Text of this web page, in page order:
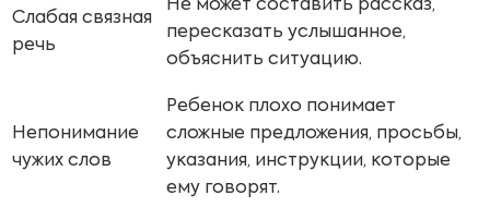
Слабая связная
речь
Не может составить рассказ,
пересказать услышанное,
объяснить ситуацию.
Непонимание
чужих слов
Ребенок плохо понимает
сложные предложения, просьбы,
указания, инструкции, которые
ему говорят.